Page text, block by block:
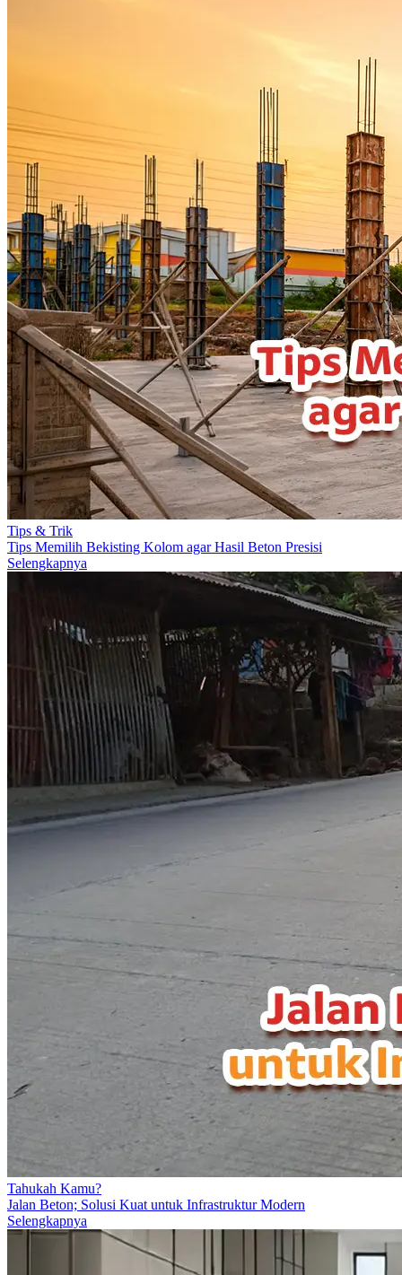
Tips & Trik
Tips Memilih Bekisting Kolom agar Hasil Beton Presisi
Selengkapnya
Tahukah Kamu?
Jalan Beton; Solusi Kuat untuk Infrastruktur Modern
Selengkapnya